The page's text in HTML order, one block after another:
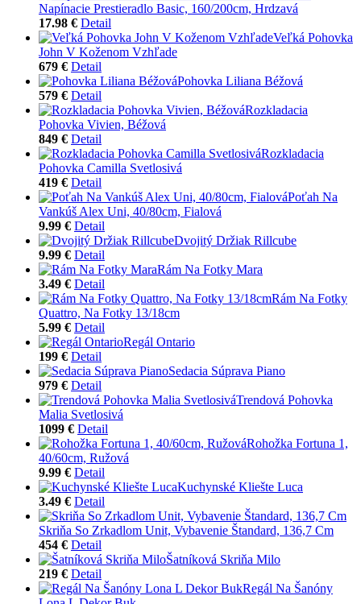
Napínacie Prestieradlo Basic, 160/200cm, Hrdzavá
17.98 € Detail
Veľká Pohovka
John V Koženom Vzhľade
679 € Detail
Pohovka Liliana Béžová
579 € Detail
Rozkladacia
Pohovka Vivien, Béžová
849 € Detail
Rozkladacia
Pohovka Camilla Svetlosivá
419 € Detail
Poťah Na
Vankúš Alex Uni, 40/80cm, Fialová
9.99 € Detail
Dvojitý Držiak Rillcube
9.99 € Detail
Rám Na Fotky Mara
3.49 € Detail
Rám Na Fotky
Quattro, Na Fotky 13/18cm
5.99 € Detail
Regál Ontario
199 € Detail
Sedacia Súprava Piano
979 € Detail
Trendová Pohovka
Malia Svetlosivá
1099 € Detail
Rohožka Fortuna 1,
40/60cm, Ružová
9.99 € Detail
Kuchynské Kliešte Luca
3.49 € Detail
Skriňa So Zrkadlom Unit, Vybavenie Štandard, 136,7 Cm
454 € Detail
Šatníková Skriňa Milo
219 € Detail
Regál Na Šanóny